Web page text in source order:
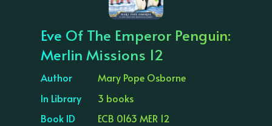
Eve Of The Emperor Penguin:
Merlin Missions 12
Author
Mary Pope Osborne
In Library
3 books
Book ID
ECB 0163 MER 12